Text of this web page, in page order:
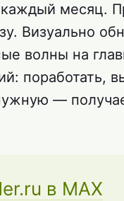
месяц.
Визуально
волны на
поработать,
—
в MAX